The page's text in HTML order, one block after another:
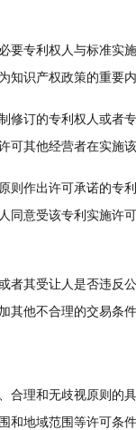
专利权人与标准实
知识产权政策的重要内
订的专利权人或者
其他经营者在实施
作出许可承诺的专
同意受该专利实施许
其受让人是否违反
其他不合理的交易条
理和无歧视原则的
和地域范围等许可条